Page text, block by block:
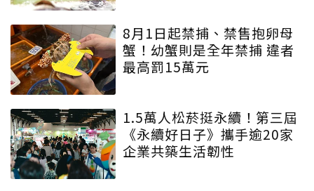
8月1日起禁捕、禁售抱卵母
蟹！幼蟹則是全年禁捕 違者
最高罰15萬元
1.5萬人松菸挺永續！第三屆
《永續好日子》攜手逾20家
企業共築生活韌性